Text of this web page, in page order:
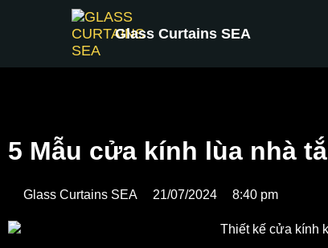
Glass Curtains SEA
5 Mẫu cửa kính lùa nhà
Glass Curtains SEA 21/07/2024 8:40 pm